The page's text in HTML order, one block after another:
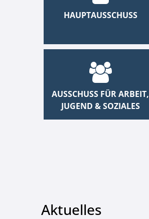
HAUPTAUSSCHUSS
AUSSCHUSS FÜR ARBEIT,
JUGEND & SOZIALES
Aktuelles